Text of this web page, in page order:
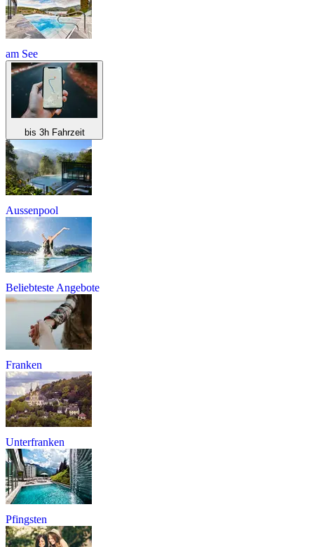
am See
bis 3h Fahrzeit
Aussenpool
Beliebteste Angebote
Franken
Unterfranken
Pfingsten